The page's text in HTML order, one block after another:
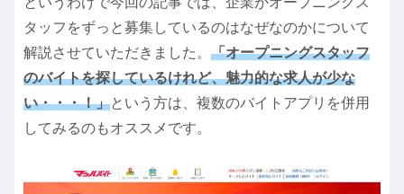
タッフをずっと募集しているのはなぜなのかについて
解説させていただきました。 「オープニングスタッフ
のバイトを探しているけれど、魅力的な求人が少な
い・・・！」という方は、複数のバイトアプリを併用
してみるのもオススメです。